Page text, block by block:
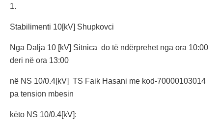
1.
Stabilimenti 10[kV] Shupkovci
Nga Dalja 10 [kV] Sitnica do të ndërprehet nga ora 10:00
deri në ora 13:00
në NS 10/0.4[kV] TS Faik Hasani me kod-70000103014
pa tension mbesin
këto NS 10/0.4[kV]: